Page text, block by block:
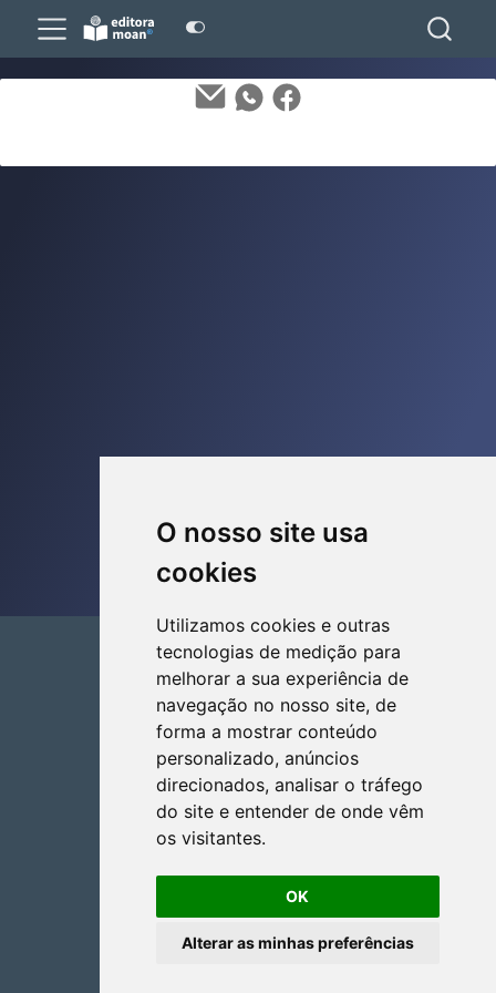
O nosso site usa
cookies
Utilizamos cookies e outras
tecnologias de medição para
melhorar a sua experiência de
navegação no nosso site, de
forma a mostrar conteúdo
personalizado, anúncios
direcionados, analisar o tráfego
do site e entender de onde vêm
os visitantes.
OK
Alterar as minhas preferências
Editora Moan
CNPJ: 37.026.753/0001-86
Foz do Iguaçu - PR, Brasil
+55 45 9 3505-0721
editora@livro.online